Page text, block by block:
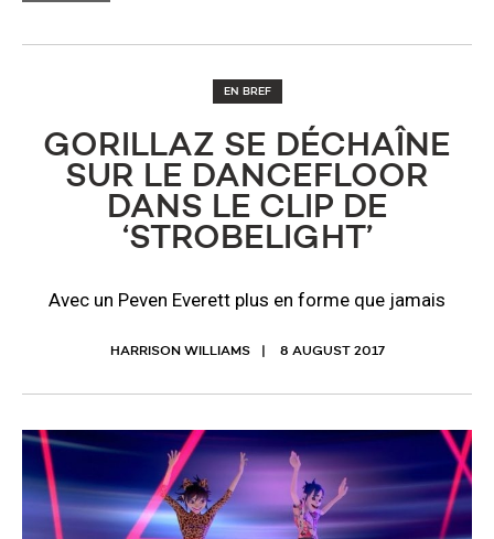
EN BREF
GORILLAZ SE DÉCHAÎNE
SUR LE DANCEFLOOR
DANS LE CLIP DE
‘STROBELIGHT’
Avec un Peven Everett plus en forme que jamais
HARRISON WILLIAMS 8 AUGUST 2017